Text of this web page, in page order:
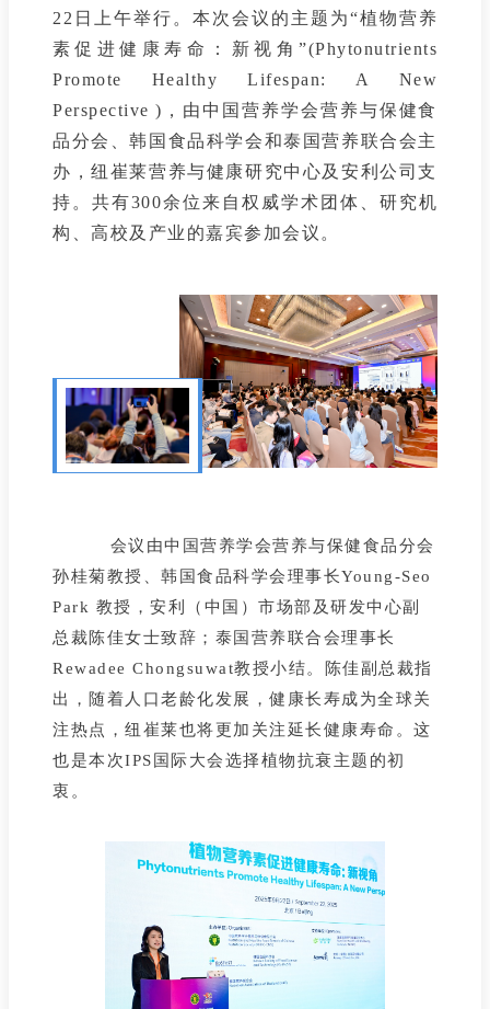
22日上午举行。本次会议的主题为“植物营养
素促进健康寿命：新视角”(Phytonutrients
Promote Healthy Lifespan: A New
Perspective )，由中国营养学会营养与保健食
品分会、韩国食品科学会和泰国营养联合会主
办，纽崔莱营养与健康研究中心及安利公司支
持。共有300余位来自权威学术团体、研究机
构、高校及产业的嘉宾参加会议。
会议由中国营养学会营养与保健食品分会
孙桂菊教授、韩国食品科学会理事长Young-Seo
Park 教授，安利（中国）市场部及研发中心副
总裁陈佳女士致辞；泰国营养联合会理事长
Rewadee Chongsuwat教授小结。陈佳副总裁指
出，随着人口老龄化发展，健康长寿成为全球关
注热点，纽崔莱也将更加关注延长健康寿命。这
也是本次IPS国际大会选择植物抗衰主题的初
衷。